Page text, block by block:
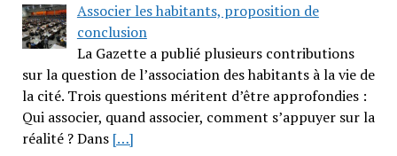
Associer les habitants, proposition de
conclusion
La Gazette a publié plusieurs contributions
sur la question de l’association des habitants à la vie de
la cité. Trois questions méritent d’être approfondies :
Qui associer, quand associer, comment s’appuyer sur la
réalité ? Dans […]